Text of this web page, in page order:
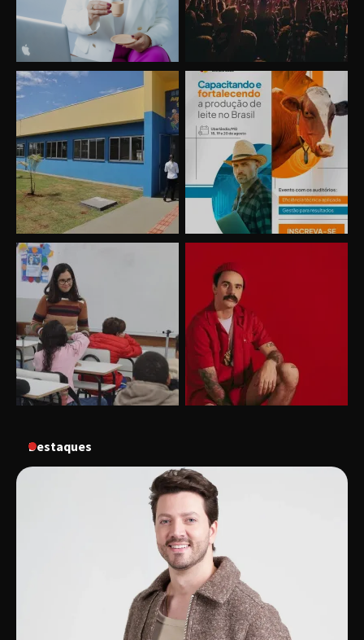
Destaques
Uberlândia recebe o projeto “Experiência Rio”
no dia 17 de junho
“Vozes pela Vida” celebra 10 anos com show
em Uberlândia
“Vem pra Praça!” reunirá arte, cultura e
gastronomia de Uberlândia em dois dias de
“Uma prosa de valor” é o tema da roda de
conversa com o diretor e a produtora do
espetáculo Bárbara
sucesso absoluto em 2025
Senac em Uberlândia oferece curso gratuito
de Tricologia e Terapia Capilar
Uberlândia recebe em agosto turnê de 30 anos